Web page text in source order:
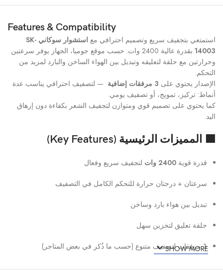
Features & Compatibility
استمتعي بتجفيف سريع وتصميم احترافي مع
استشوار سوكاني SK-
14003
بقدرة عالية 2400 وات. حسب موقع جوميا، الجهاز يوفر سرعتين
وحرارتين مع حلقة لتعليقه وتبديل بين الهواء الساخن والبارد لمزيد من
التحكم.
الإصدار يحتوي على 3 مرفقات إضافية
— لتصفيف احترافي يناسب عدة
أنماط: تركيز، تمويج، أو تصفيف يومي.
كما يحتوي على تصميم قوي ومتوازن لتجفيف الشعر بكفاءة دون إرهاق
اليد.
🟩 المميزات الرئيسية (Key Features)
قدرة قوية2400 وات لتجفيف سريع وفعال
سرعتان + درجتان حرارة للتحكم الكامل في التصفيف
تبديل بين هواء بارد وساخن
حلقة تعليق لتخزين سهل
3 مرفقات لتصفيف متنوع (حسب ما ذُكر في بعض المتاجر)
عمر افتراضي مذكور بعض المصادر (مثلاً في جوميا) بأنها سنة واحدة
SHOW MORE